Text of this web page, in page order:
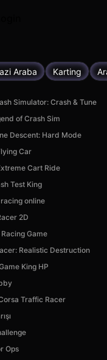
Araba Karting
Simulator: Crash & Tune
of Crash Sim
Descent: Hard Mode
Car
Cart Ride
Test King
online
2D
Game
Realistic Destruction
King HP
Traffic Racer
Ops